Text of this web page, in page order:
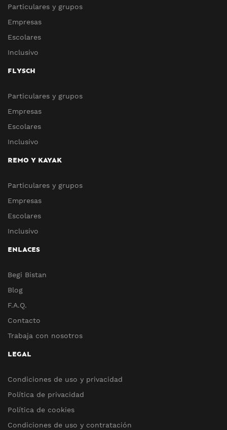
Particulares y grupos
Empresas
Escolares
Inclusivo
FLYSCH
Particulares y grupos
Empresas
Escolares
Inclusivo
REMO Y KAYAK
Particulares y grupos
Empresas
Escolares
Inclusivo
ENLACES
Begi Bistan
Blog
F.A.Q.
Contacto
Trabaja con nosotros
LEGAL
Condiciones de uso y privacidad
Política de privacidad
Política de cookies
Condiciones de uso y contratación